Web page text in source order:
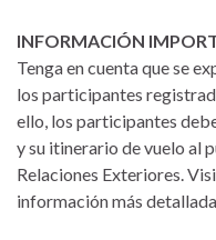
INFORMACIÓN
Tenga en cuenta que se
los participantes
ello, los participantes
y su itinerario de vuelo al
Relaciones Exteriores.
información más